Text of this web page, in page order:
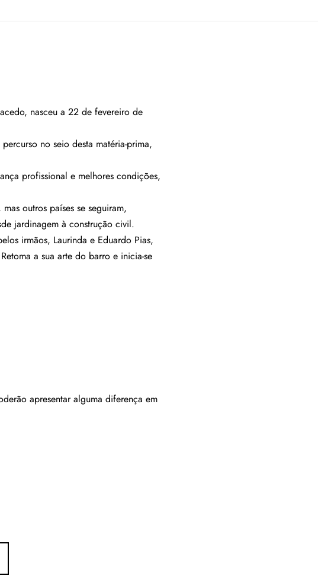
nasceu a 22 de fevereiro de
no seio desta matéria-prima,
profissional e melhores condições,
outros países se seguiram,
jardinagem à construção civil.
irmãos, Laurinda e Eduardo Pias,
a sua arte do barro e inicia-se
apresentar alguma diferença em